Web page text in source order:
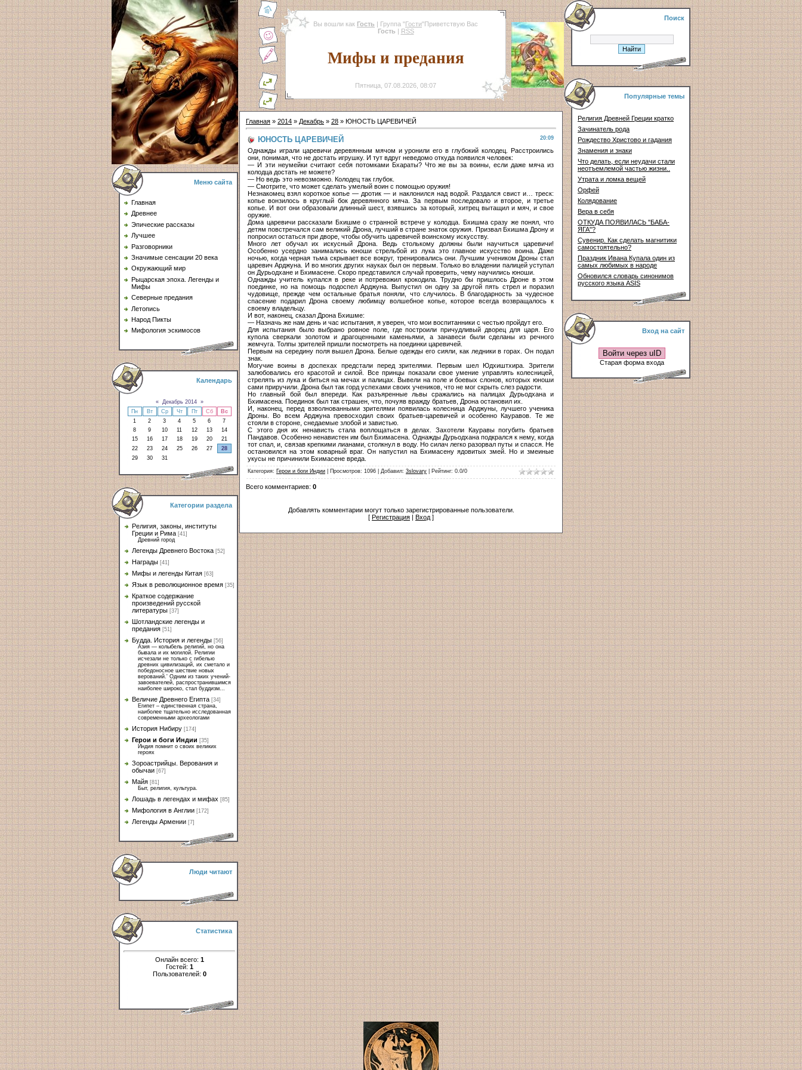
Меню сайта
Главная
Древнее
Эпические рассказы
Лучшее
Разговорники
Значимые сенсации 20 века
Окружающий мир
Рыцарская эпоха. Легенды и
Мифы
Северные предания
Летопись
Народ Пикты
Мифология эскимосов
Календарь
« Декабрь 2014
»
Пн
Вт Ср Чт Пт Сб
Вс
1
2 3 4 5 6
7
8
9 10 11 12 13
14
15
16 17 18 19 20
21
22
23 24 25 26 27
28
29
30 31
Категории раздела
Религия, законы, институты
Греции и Рима [41]
Древний город
Легенды Древнего Востока [52]
Награды [41]
Мифы и легенды Китая [63]
Язык в революционное время [35]
Краткое содержание
произведений русской
литературы [37]
Шотландские легенды и
предания [51]
Будда. История и легенды [56]
Азия — колыбель религий, но она
бывала и их могилой. Религии
исчезали не только с гибелью
древних цивилизаций, их сметало и
победоносное шествие новых
верований.' Одним из таких учений-
завоевателей, распространившимся
наиболее широко, стал буддизм...
Величие Древнего Египта [34]
Египет – единственная страна,
наиболее тщательно исследованная
современными археологами
История Нибиру [174]
Герои и боги Индии [35]
Индия помнит о своих великих
героях
Зороастрийцы. Верования и
обычаи [67]
Майя [81]
Быт, религия, культура.
Лошадь в легендах и мифах [85]
Мифология в Англии [172]
Легенды Армении [7]
Люди читают
Статистика
Онлайн всего: 1
Гостей: 1
Пользователей: 0
Вы вошли как Гость | Группа "Гости"Приветствую Вас
Гость | RSS
Мифы и предания
Пятница, 07.08.2026, 08:07
Главная » 2014 » Декабрь » 28 » ЮНОСТЬ ЦАРЕВИЧЕЙ
20:09
ЮНОСТЬ ЦАРЕВИЧЕЙ
Однажды играли царевичи деревянным мячом и уронили его в глубокий колодец. Расстроились
они, понимая, что не достать игрушку. И тут вдруг неведомо откуда появился человек:
— И эти неумейки считают себя потомками Бхараты? Что же вы за воины, если даже мяча из
колодца достать не можете?
— Но ведь это невозможно. Колодец так глубок.
— Смотрите, что может сделать умелый воин с помощью оружия!
Незнакомец взял короткое копье — дротик — и наклонился над водой. Раздался свист и… треск:
копье вонзилось в круглый бок деревянного мяча. За первым последовало и второе, и третье
копье. И вот они образовали длинный шест, взявшись за который, хитрец вытащил и мяч, и свое
оружие.
Дома царевичи рассказали Бхишме о странной встрече у колодца. Бхишма сразу же понял, что
детям повстречался сам великий Дрона, лучший в стране знаток оружия. Призвал Бхишма Дрону и
попросил остаться при дворе, чтобы обучить царевичей воинскому искусству.
Много лет обучал их искусный Дрона. Ведь столькому должны были научиться царевичи!
Особенно усердно занимались юноши стрельбой из лука это главное искусство воина. Даже
ночью, когда черная тьма скрывает все вокруг, тренировались они. Лучшим учеником Дроны стал
царевич Арджуна. И во многих других науках был он первым. Только во владении палицей уступал
он Дурьодхане и Бхимасене. Скоро представился случай проверить, чему научились юноши.
Однажды учитель купался в реке и потревожил крокодила. Трудно бы пришлось Дроне в этом
поединке, но на помощь подоспел Арджуна. Выпустил он одну за другой пять стрел и поразил
чудовище, прежде чем остальные братья поняли, что случилось. В благодарность за чудесное
спасение подарил Дрона своему любимцу волшебное копье, которое всегда возвращалось к
своему владельцу.
И вот, наконец, сказал Дрона Бхишме:
— Назначь же нам день и час испытания, я уверен, что мои воспитанники с честью пройдут его.
Для испытания было выбрано ровное поле, где построили причудливый дворец для царя. Его
купола сверкали золотом и драгоценными каменьями, а занавеси были сделаны из речного
жемчуга. Толпы зрителей пришли посмотреть на поединки царевичей.
Первым на середину поля вышел Дрона. Белые одежды его сияли, как ледники в горах. Он подал
знак.
Могучие воины в доспехах предстали перед зрителями. Первым шел Юдхиштхира. Зрители
залюбовались его красотой и силой. Все принцы показали свое умение управлять колесницей,
стрелять из лука и биться на мечах и палицах. Вывели на поле и боевых слонов, которых юноши
сами приручили. Дрона был так горд успехами своих учеников, что не мог скрыть слез радости.
Но главный бой был впереди. Как разъяренные львы сражались на палицах Дурьодхана и
Бхимасена. Поединок был так страшен, что, почуяв вражду братьев, Дрона остановил их.
И, наконец, перед взволнованными зрителями появилась колесница Арджуны, лучшего ученика
Дроны. Во всем Арджуна превосходил своих братьев-царевичей и особенно Кауравов. Те же
стояли в стороне, снедаемые злобой и завистью.
С этого дня их ненависть стала воплощаться в делах. Захотели Кауравы погубить братьев
Пандавов. Особенно ненавистен им был Бхимасена. Однажды Дурьодхана подкрался к нему, когда
тот спал, и, связав крепкими лианами, столкнул в воду. Но силач легко разорвал путы и спасся. Не
остановился на этом коварный враг. Он напустил на Бхимасену ядовитых змей. Но и змеиные
укусы не причинили Бхимасене вреда.
Категория: Герои и боги Индии Просмотров: 1096 Добавил: 3slovary Рейтинг: 0.0/0
Всего комментариев: 0
Добавлять комментарии могут только зарегистрированные пользователи.
[ Регистрация | Вход ]
Поиск
Популярные темы
Религия Древней Греции кратко
Зачинатель рода
Рождество Христово и гадания
Знамения и знаки
Что делать, если неудачи стали
неотъемлемой частью жизни..
Утрата и ломка вещей
Орфей
Колядование
Вера в себя
ОТКУДА ПОЯВИЛАСЬ "БАБА-
ЯГА"?
Сувенир. Как сделать магнитики
самостоятельно?
Праздник Ивана Купала один из
самых любимых в народе
Обновился словарь синонимов
русского языка ASIS
Вход на сайт
Войти через uID
Старая форма входа